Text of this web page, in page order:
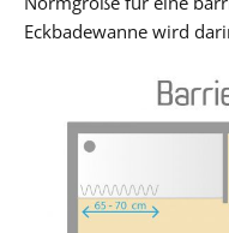
Eckbadewanne wird